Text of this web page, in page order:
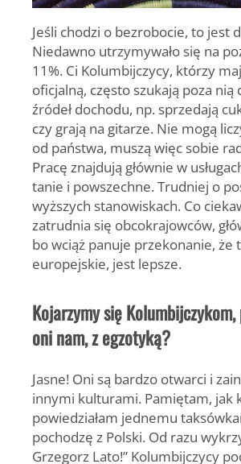
Jeśli chodzi o bezrobocie, to jest
Niedawno utrzymywało się na
11%. Ci Kolumbijczycy, którzy
oficjalną, często szukają poza
źródeł dochodu, np. sprzedają
czy grają na gitarze. Nie mogą
od państwa, muszą więc sobie
Pracę znajdują głównie w
tanie i powszechne. Trudniej o
wyższych stanowiskach. Co
zatrudnia się obcokrajowców,
bo wciąż panuje przekonanie, że
europejskie, jest lepsze.
Kojarzymy się
oni nam, z egzotyką?
Jasne! Oni są bardzo otwarci i
innymi kulturami. Pamiętam, jak
powiedziałam jednemu
pochodzę z Polski. Od razu
Grzegorz Lato!” Kolumbijczycy